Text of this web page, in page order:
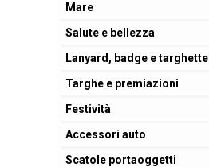
Mare
Salute e bellezza
Lanyard, badge e targhette
Targhe e premiazioni
Festività
Accessori auto
Scatole portaoggetti